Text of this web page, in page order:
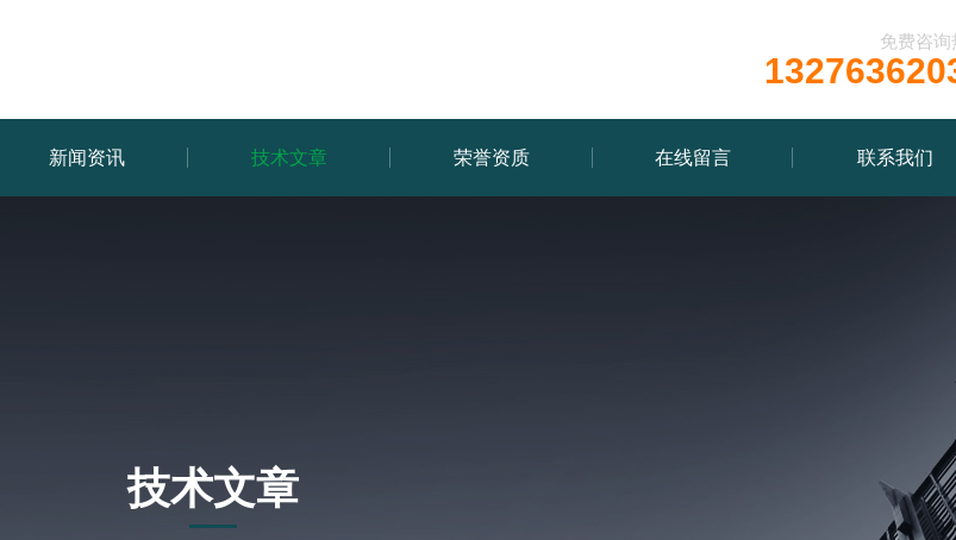
免费咨询
新闻资讯 技术文章 荣誉资质 在线留言 联系我们
技术文章